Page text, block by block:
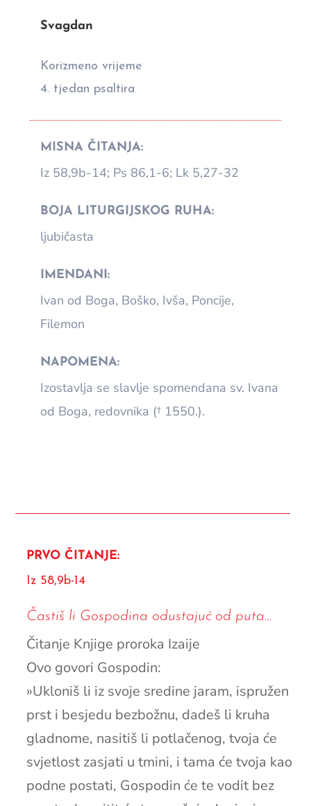
Svagdan
Korizmeno vrijeme
4. tjedan psaltira
MISNA ČITANJA:
Iz 58,9b-14; Ps 86,1-6; Lk 5,27-32
BOJA LITURGIJSKOG RUHA:
ljubičasta
IMENDANI:
Ivan od Boga, Boško, Ivša, Poncije,
Filemon
NAPOMENA:
Izostavlja se slavlje spomendana sv. Ivana
od Boga, redovnika († 1550.).
PRVO ČITANJE:
Iz 58,9b-14
Častiš li Gospodina odustajuć od puta…
Čitanje Knjige proroka Izaije
Ovo govori Gospodin:
»Ukloniš li iz svoje sredine jaram, ispružen
prst i besjedu bezbožnu, dadeš li kruha
gladnome, nasitiš li potlačenog, tvoja će
svjetlost zasjati u tmini, i tama će tvoja kao
podne postati, Gospodin će te vodit bez